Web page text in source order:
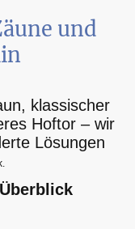
und
klassischer
Hoftor – wir
Lösungen